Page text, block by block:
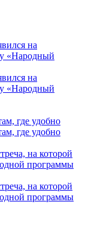
на
«Народный
на
«Народный
где удобно
где удобно
на которой
программы
на которой
программы